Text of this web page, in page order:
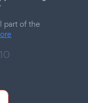
part of the